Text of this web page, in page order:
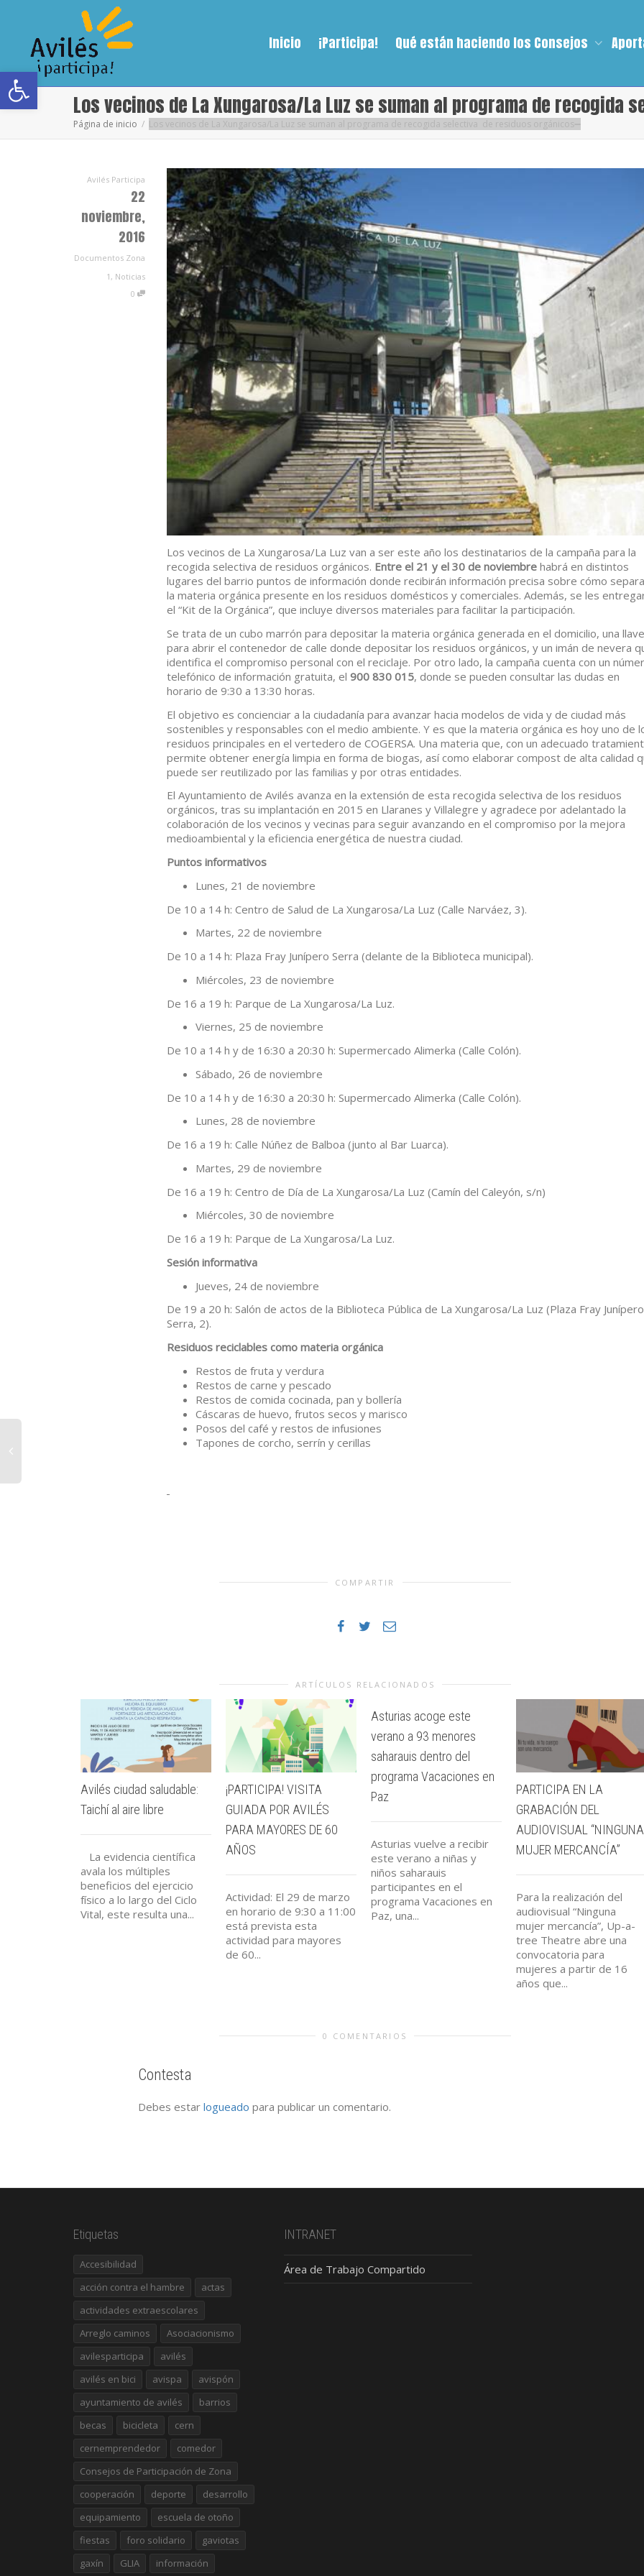
Abrir barra de herramientas
Inicio ¡Participa! Qué están haciendo los Consejos
Los vecinos de La Xungarosa/La Luz se suman al programa de
Página de inicio Los vecinos de La Xungarosa/La Luz se suman al programa de recogida selectiva de residuos orgánicos
Avilés Participa
22
noviembre,
2016
Documentos Zona
1 , Noticias
0
Los vecinos de La Xungarosa/La Luz van a ser este año los destinatarios de la campaña para la
recogida selectiva de residuos orgánicos. Entre el 21 y el 30 de noviembre habrá en distintos
lugares del barrio puntos de información donde recibirán información precisa sobre cómo
la materia orgánica presente en los residuos domésticos y comerciales. Además, se les
el “Kit de la Orgánica”, que incluye diversos materiales para facilitar la participación.
Se trata de un cubo marrón para depositar la materia orgánica generada en el domicilio, una llave
para abrir el contenedor de calle donde depositar los residuos orgánicos, y un imán de nevera
identifica el compromiso personal con el reciclaje. Por otro lado, la campaña cuenta con un
telefónico de información gratuita, el 900 830 015, donde se pueden consultar las dudas en
horario de 9:30 a 13:30 horas.
El objetivo es concienciar a la ciudadanía para avanzar hacia modelos de vida y de ciudad más
sostenibles y responsables con el medio ambiente. Y es que la materia orgánica es hoy uno de
residuos principales en el vertedero de COGERSA. Una materia que, con un adecuado
permite obtener energía limpia en forma de biogas, así como elaborar compost de alta calidad
puede ser reutilizado por las familias y por otras entidades.
El Ayuntamiento de Avilés avanza en la extensión de esta recogida selectiva de los residuos
orgánicos, tras su implantación en 2015 en Llaranes y Villalegre y agradece por adelantado la
colaboración de los vecinos y vecinas para seguir avanzando en el compromiso por la mejora
medioambiental y la eficiencia energética de nuestra ciudad.
Puntos informativos
Lunes, 21 de noviembre
De 10 a 14 h: Centro de Salud de La Xungarosa/La Luz (Calle Narváez, 3).
Martes, 22 de noviembre
De 10 a 14 h: Plaza Fray Junípero Serra (delante de la Biblioteca municipal).
Miércoles, 23 de noviembre
De 16 a 19 h: Parque de La Xungarosa/La Luz.
Viernes, 25 de noviembre
De 10 a 14 h y de 16:30 a 20:30 h: Supermercado Alimerka (Calle Colón).
Sábado, 26 de noviembre
De 10 a 14 h y de 16:30 a 20:30 h: Supermercado Alimerka (Calle Colón).
Lunes, 28 de noviembre
De 16 a 19 h: Calle Núñez de Balboa (junto al Bar Luarca).
Martes, 29 de noviembre
De 16 a 19 h: Centro de Día de La Xungarosa/La Luz (Camín del Caleyón, s/n)
Miércoles, 30 de noviembre
De 16 a 19 h: Parque de La Xungarosa/La Luz.
Sesión informativa
Jueves, 24 de noviembre
De 19 a 20 h: Salón de actos de la Biblioteca Pública de La Xungarosa/La Luz (Plaza Fray Junípero
Serra, 2).
Residuos reciclables como materia orgánica
Restos de fruta y verdura
Restos de carne y pescado
Restos de comida cocinada, pan y bollería
Cáscaras de huevo, frutos secos y marisco
Posos del café y restos de infusiones
Tapones de corcho, serrín y cerillas
COMPARTIR
ARTÍCULOS RELACIONADOS
Avilés ciudad saludable:
Taichí al aire libre
La evidencia científica
avala los múltiples
beneficios del ejercicio
físico a lo largo del Ciclo
Vital, este resulta una...
¡PARTICIPA! VISITA
GUIADA POR AVILÉS
PARA MAYORES DE 60
AÑOS
Actividad: El 29 de marzo
en horario de 9:30 a 11:00
está prevista esta
actividad para mayores
de 60...
Asturias acoge este
verano a 93 menores
saharauis dentro del
programa Vacaciones en
Paz
Asturias vuelve a recibir
este verano a niñas y
niños saharauis
participantes en el
programa Vacaciones en
Paz, una...
PARTICIPA EN LA
GRABACIÓN DEL
AUDIOVISUAL “NINGUNA
MUJER MERCANCÍA”
Para la realización del
audiovisual “Ninguna
mujer mercancía”, Up-a-
tree Theatre abre una
convocatoria para
mujeres a partir de 16
años que...
0 COMENTARIOS
Contesta
Debes estar logueado para publicar un comentario.
Etiquetas
Accesibilidad
acción contra el hambre
actas
actividades extraescolares
Arreglo caminos
Asociacionismo
avilesparticipa
avilés
avilés en bici
avispa
avispón
ayuntamiento de avilés
barrios
becas
bicicleta
cern
cernemprendedor
comedor
Consejos de Participación de Zona
cooperación
deporte
desarrollo
equipamiento
escuela de otoño
fiestas
foro solidario
gaviotas
gaxín
GLIA información
INTRANET
Área de Trabajo Compartido